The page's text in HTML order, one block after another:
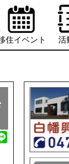
住イベント 活